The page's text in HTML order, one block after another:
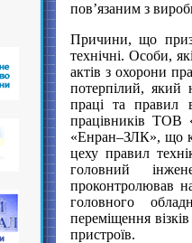
пов’язаним з
Причини, що
технічні. Особи,
актів з охорони
потерпілий, який
праці та правил
працівників
«Енран–ЗЛК», що
цеху правил
головний
проконтролював
головного
переміщення
пристроїв.